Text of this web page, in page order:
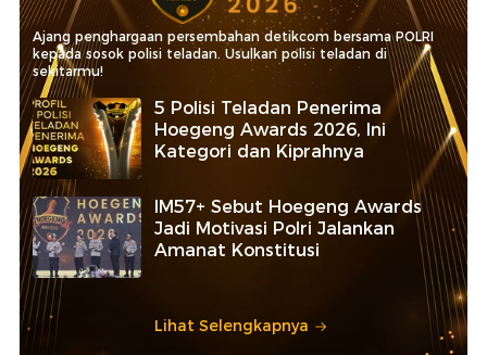
Ajang penghargaan persembahan detikcom bersama POLRI
kepada sosok polisi teladan. Usulkan polisi teladan di
sekitarmu!
5 Polisi Teladan Penerima
Hoegeng Awards 2026, Ini
Kategori dan Kiprahnya
IM57+ Sebut Hoegeng Awards
Jadi Motivasi Polri Jalankan
Amanat Konstitusi
Lihat Selengkapnya